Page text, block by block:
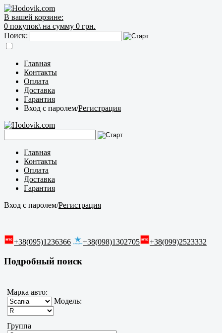
В вашей корзине:
0 покупок\ на сумму 0 грн.
Поиск:
Главная
Контакты
Оплата
Доставка
Гарантия
Вход с паролем/Регистрация
Главная
Контакты
Оплата
Доставка
Гарантия
Вход с паролем/Регистрация
+38(095)1236366 +38(098)1302705 +38(099)2523332
Подробный поиск
Марка авто:
Модель:
Группа